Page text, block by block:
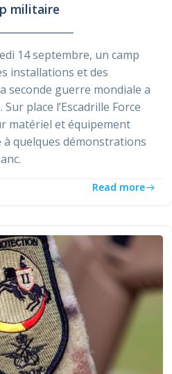
militaire
14 septembre, un camp
installations et des
seconde guerre mondiale a
place l’Escadrille Force
matériel et équipement
quelques démonstrations
Read more